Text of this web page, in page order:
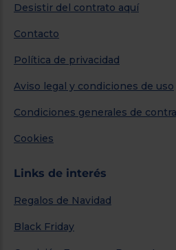
Desistir del contrato aquí
Contacto
Política de privacidad
Aviso legal y condiciones de uso
Condiciones generales de
Cookies
Links de interés
Regalos de Navidad
Black Friday